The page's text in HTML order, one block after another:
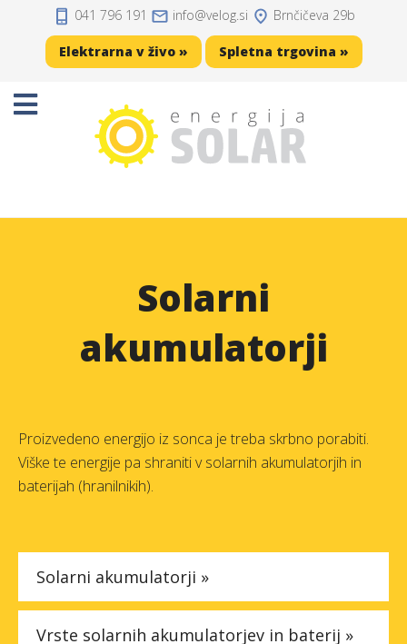
Domov
Sončne elektrarne
Faq
Podjetje
041 796 191 info velog.si Brnčičeva 29b
Elektrarna v živo » Spletna trgovina »
Solarni
akumulatorji
Proizvedeno energijo iz sonca je treba skrbno porabiti.
Viške te energije pa shraniti v solarnih akumulatorjih in
baterijah (hranilnikih).
Solarni akumulatorji »
Vrste solarnih akumulatorjev in baterij »